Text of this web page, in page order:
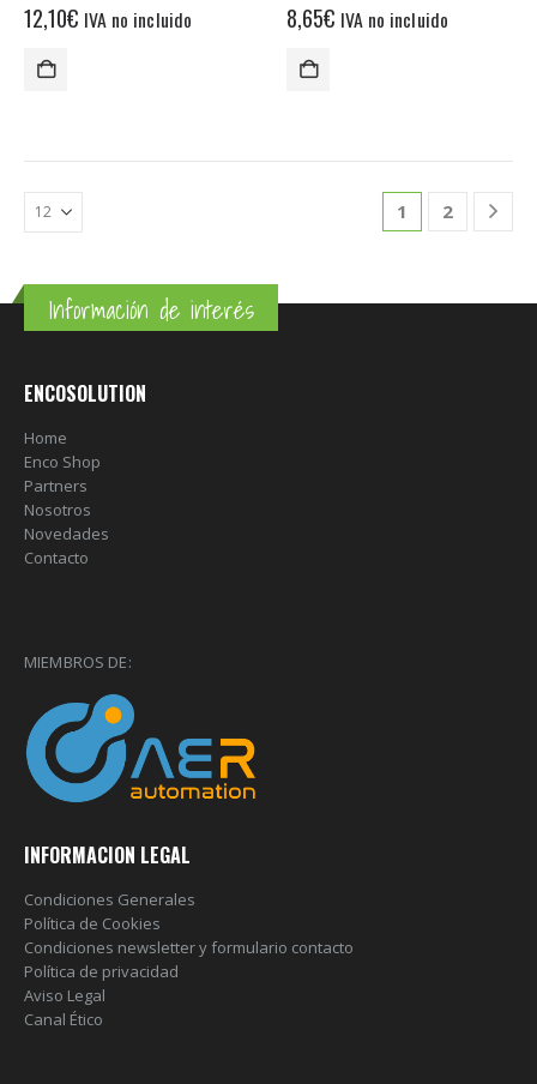
12,10€ IVA no incluido 8,65€ IVA no incluido
1 2
Información de interés
ENCOSOLUTION
Home
Enco Shop
Partners
Nosotros
Novedades
Contacto
MIEMBROS DE:
INFORMACION LEGAL
Condiciones Generales
Política de Cookies
Condiciones newsletter y formulario contacto
Política de privacidad
Aviso Legal
Canal Ético